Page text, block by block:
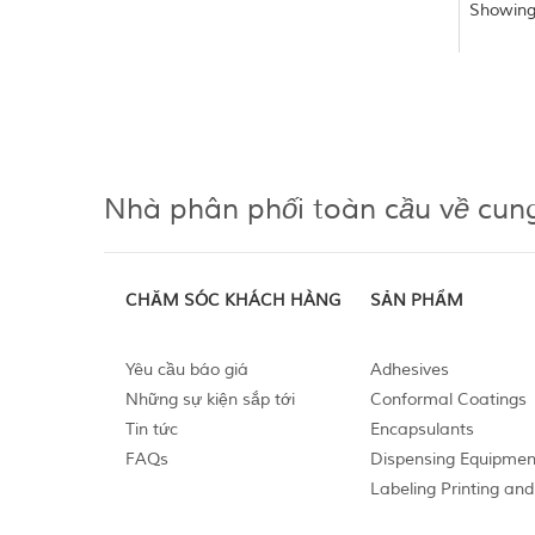
Nhà phân phối toàn cầu về
CHĂM SÓC KHÁCH HÀNG
Yêu cầu báo giá
Những sự kiện sắp tới
Tin tức
FAQs
SẢN PHẨM
Adhesives
Conformal Coatings
Encapsulants
Dispensing
Labeling Printing